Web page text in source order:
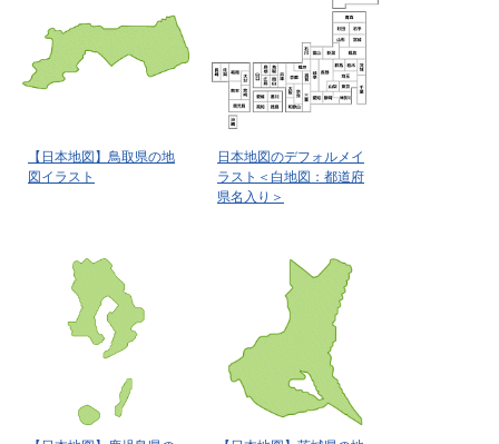
【日本地図】鳥取県の地
図イラスト
日本地図のデフォルメイ
ラスト＜白地図：都道府
県名入り＞